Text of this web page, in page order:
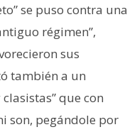
se puso contra una
régimen”,
sus
también a un
que con
son, pegándole por